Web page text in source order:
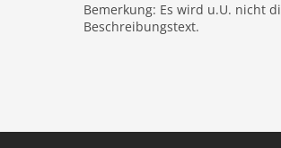
Bemerkung: Es wird u.U. nicht
Beschreibungstext.